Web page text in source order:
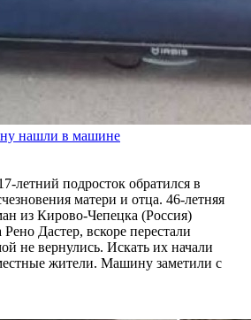
нашли в машине
летний подросток обратился в
матери и отца. 46-летняя
из Кирово-Чепецка (Россия)
Дастер, вскоре перестали
не вернулись. Искать их начали
жители. Машину заметили с